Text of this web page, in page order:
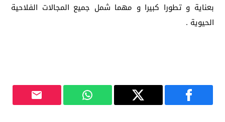
بعناية و تطورا كبيرا و مهما شمل جميع المجالات الفلاحية
الحيوية .